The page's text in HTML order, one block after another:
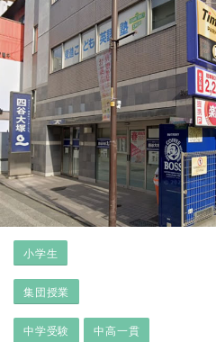
小学生
集団授業
中学受験 中高一貫